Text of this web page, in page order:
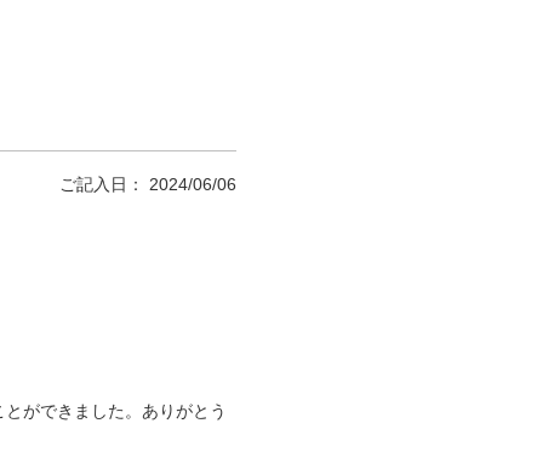
ご記入日： 2024/06/06
ができました。ありがとう